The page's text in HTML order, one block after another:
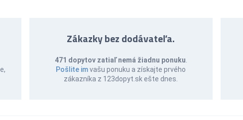
Zákazky bez dodávateľa.
471 dopytov zatiaľ nemá žiadnu ponuku
Pošlite imvašu ponuku a získajte prvého
zákazníka z 123dopyt.sk ešte dnes.